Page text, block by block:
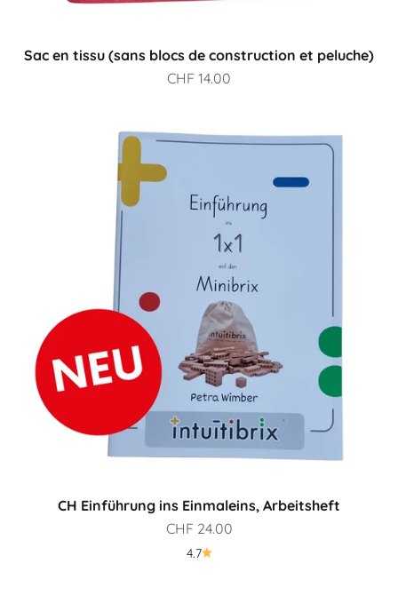
Sac en tissu (sans blocs de construction et peluche)
Prix de vente
CHF 14.00
CH Einführung ins Einmaleins, Arbeitsheft
Prix de vente
CHF 24.00
4.7